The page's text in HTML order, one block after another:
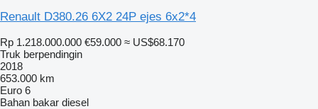
Renault D380.26 6X2 24P ejes 6x2*4
Rp 1.218.000.000 €59.000 ≈ US$68.170
Truk berpendingin
2018
653.000 km
Euro 6
Bahan bakar diesel